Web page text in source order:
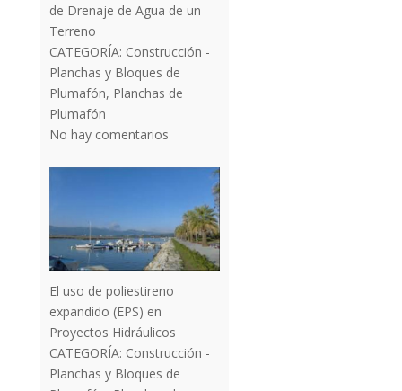
de Drenaje de Agua de un
Terreno
CATEGORÍA: Construcción -
Planchas y Bloques de
Plumafón, Planchas de
Plumafón
No hay comentarios
El uso de poliestireno
expandido (EPS) en
Proyectos Hidráulicos
CATEGORÍA: Construcción -
Planchas y Bloques de